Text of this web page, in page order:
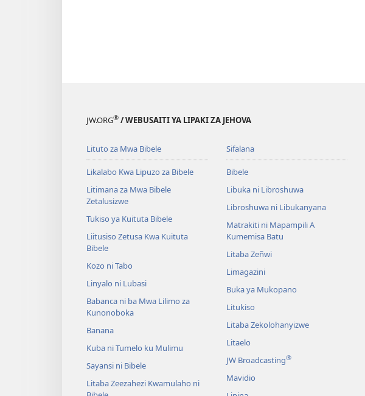
JW.ORG® / WEBUSAITI YA LIPAKI ZA JEHOVA
Lituto za Mwa Bibele
Likalabo Kwa Lipuzo za Bibele
Litimana za Mwa Bibele
Zetalusizwe
Tukiso ya Kuituta Bibele
Liitusiso Zetusa Kwa Kuituta
Bibele
Kozo ni Tabo
Linyalo ni Lubasi
Babanca ni ba Mwa Lilimo za
Kunonoboka
Banana
Kuba ni Tumelo ku Mulimu
Sayansi ni Bibele
Litaba Zeezahezi Kwamulaho ni
Sifalana
Bibele
Libuka ni Libroshuwa
Libroshuwa ni Libukanyana
Matrakiti ni Mapampili A
Kumemisa Batu
Litaba Zeñwi
Limagazini
Buka ya Mukopano
Litukiso
Litaba Zekolohanyizwe
Litaelo
JW Broadcasting®
Mavidio